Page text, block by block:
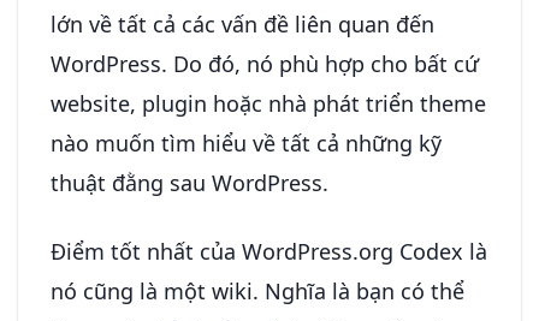
lớn về tất cả các vấn đề liên quan đến
WordPress. Do đó, nó phù hợp cho bất cứ
website, plugin hoặc nhà phát triển theme
nào muốn tìm hiểu về tất cả những kỹ
thuật đằng sau WordPress.
Điểm tốt nhất của WordPress.org Codex là
nó cũng là một wiki. Nghĩa là bạn có thể